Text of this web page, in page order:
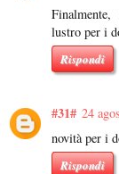
lustro per i
Rispondi
#31# 24
novità per i
Rispondi